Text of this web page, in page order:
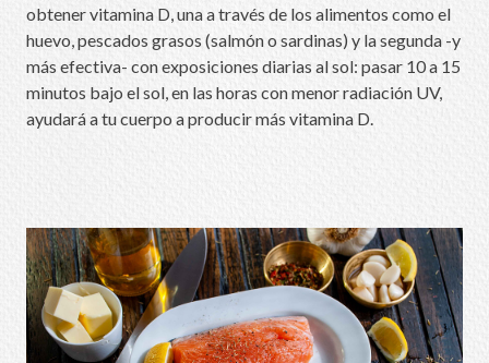
obtener vitamina D, una a través de los alimentos como el
huevo, pescados grasos (salmón o sardinas) y la segunda -y
más efectiva- con exposiciones diarias al sol: pasar 10 a 15
minutos bajo el sol, en las horas con menor radiación UV,
ayudará a tu cuerpo a producir más vitamina D.